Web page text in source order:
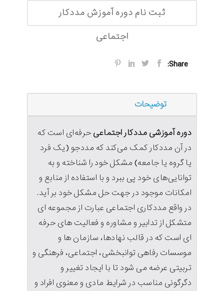
ثبت نام دوره آموزش مددکار
اجتماعی
Share:
توضیحات
دوره آموزشی مددکار اجتماعی حرفه‌ای است که
در آن مددکار کمک می‌کند که مددجو (یک فرد
یا گروه یا جامعه) مشکل خود را شناخته و به
توانایی‌های خود پی ببرد و با استفاده از منابع و
امکانات موجود در جهت حل مشکل خود بر آید.
در واقع مددکاری اجتماعی عبارت از مجموعه ای
متشکل از تدابیر و مشاوره و فعالیت های حرفه
ای است که در قالب نهادها، سازمان ها و
موسسات رفاهی توانبخشی، اجتماعی، فرهنگی و
تربیتی عرضه می شود تا با ایجاد تغییر و
دگرگونی مناسب در شرایط مادی و معنوی افراد و